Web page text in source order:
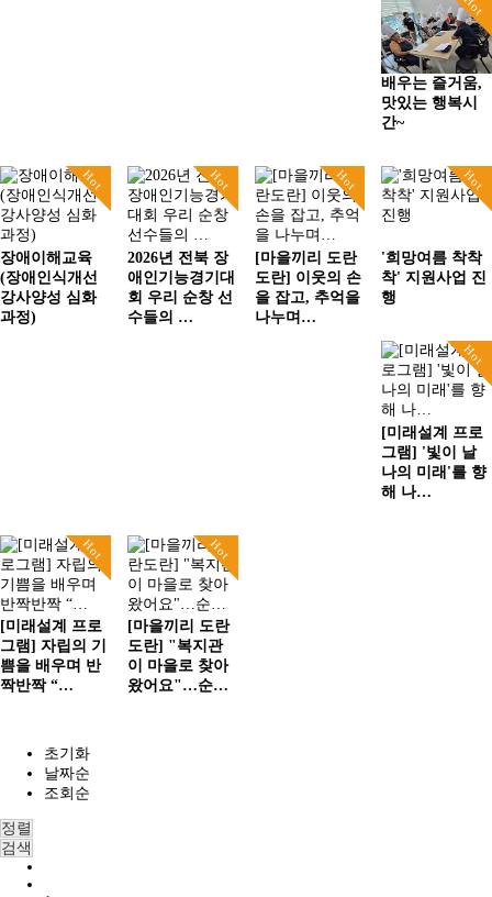
배우는 즐거움,
맛있는 행복시
간~
Hot
장애이해교육
(장애인식개선
강사양성 심화
과정)
Hot
2026년 전북 장
애인기능경기대
회 우리 순창 선
수들의 …
Hot
[마을끼리 도란
도란] 이웃의 손
을 잡고, 추억을
나누며…
Hot
'희망여름 착착
착' 지원사업 진
행
Hot
[미래설계 프로
그램] '빛이 날
나의 미래'를 향
해 나…
Hot
[미래설계 프로
그램] 자립의 기
쁨을 배우며 반
짝반짝 “…
Hot
[마을끼리 도란
도란] "복지관
이 마을로 찾아
왔어요"…순…
초기화
날짜순
조회순
정렬
검색